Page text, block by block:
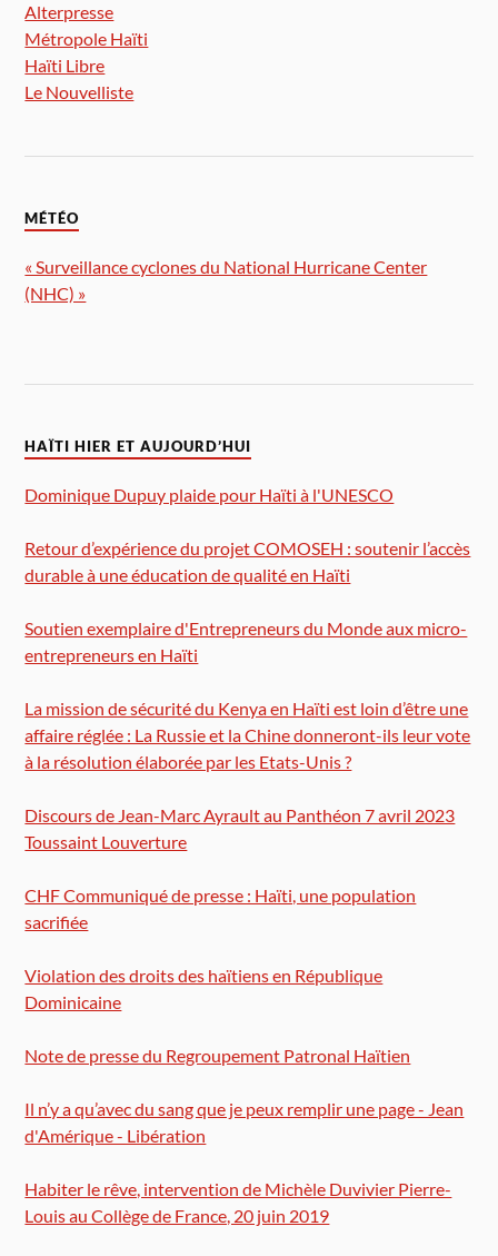
Alterpresse
Métropole Haïti
Haïti Libre
Le Nouvelliste
MÉTÉO
« Surveillance cyclones du National Hurricane Center
(NHC) »
HAÏTI HIER ET AUJOURD’HUI
Dominique Dupuy plaide pour Haïti à l'UNESCO
Retour d’expérience du projet COMOSEH : soutenir l’accès
durable à une éducation de qualité en Haïti
Soutien exemplaire d'Entrepreneurs du Monde aux micro-
entrepreneurs en Haïti
La mission de sécurité du Kenya en Haïti est loin d’être une
affaire réglée : La Russie et la Chine donneront-ils leur vote
à la résolution élaborée par les Etats-Unis ?
Discours de Jean-Marc Ayrault au Panthéon 7 avril 2023
Toussaint Louverture
CHF Communiqué de presse : Haïti, une population
sacrifiée
Violation des droits des haïtiens en République
Dominicaine
Note de presse du Regroupement Patronal Haïtien
Il n’y a qu’avec du sang que je peux remplir une page - Jean
d'Amérique - Libération
Habiter le rêve, intervention de Michèle Duvivier Pierre-
Louis au Collège de France, 20 juin 2019